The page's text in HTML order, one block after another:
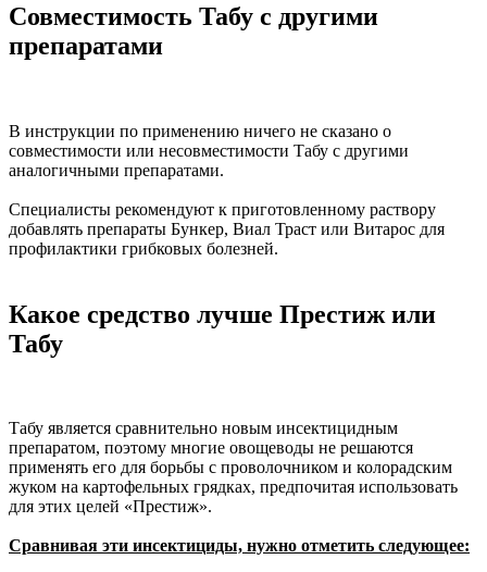
Совместимость Табу с другими
препаратами
В инструкции по применению ничего не сказано о
совместимости или несовместимости Табу с другими
аналогичными препаратами.
Специалисты рекомендуют к приготовленному раствору
добавлять препараты Бункер, Виал Траст или Витарос для
профилактики грибковых болезней.
Какое средство лучше Престиж или
Табу
Табу является сравнительно новым инсектицидным
препаратом, поэтому многие овощеводы не решаются
применять его для борьбы с проволочником и колорадским
жуком на картофельных грядках, предпочитая использовать
для этих целей «Престиж».
Сравнивая эти инсектициды, нужно отметить следующее: